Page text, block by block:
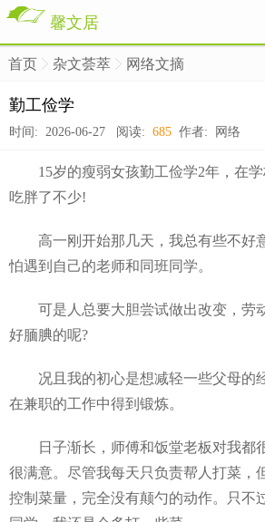
馨文居
首页 杂文荟萃 网络文摘
勤工俭学
时间: 2026-06-27 阅读: 685 作者: 网络
15岁的瘦弱女孩勤工俭学2年，在学
吃胖了不少!
高一刚开始那几天，我总有些不好
怕遇到自己的老师和同班同学。
可是人总要大胆尝试做出改变，劳
好腼腆的呢?
况且我的初心是想减轻一些父母的
在兼职的工作中得到锻炼。
日子渐长，师傅和饭堂老板对我都
很满意。尽管我每天只负责帮人打菜，
控制菜量，完全没有颠勺的动作。只不